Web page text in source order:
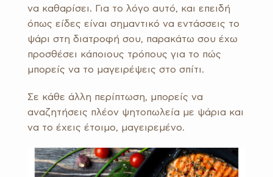
να καθαρίσει. Για το λόγο αυτό, και επειδή
όπως είδες είναι σημαντικό να εντάσσεις το
ψάρι στη διατροφή σου, παρακάτω σου έχω
προσθέσει κάποιους τρόπους για το πώς
μπορείς να το μαγειρέψεις στο σπίτι.
Σε κάθε άλλη περίπτωση, μπορείς να
αναζητήσεις πλέον ψητοπωλεία με ψάρια και
να το έχεις έτοιμο, μαγειρεμένο.